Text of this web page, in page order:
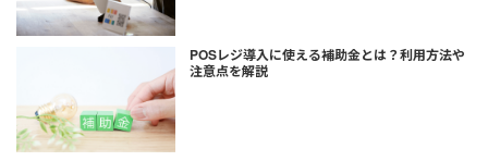
POSレジ導入に使える補助金とは？利用方法や
注意点を解説